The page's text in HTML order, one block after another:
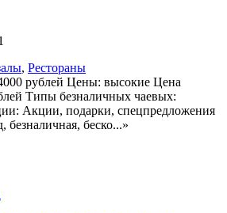
, Рестораны
рублей Цены: высокие Цена
Типы безналичных чаевых:
Акции, подарки, спецпредложения
беско...»